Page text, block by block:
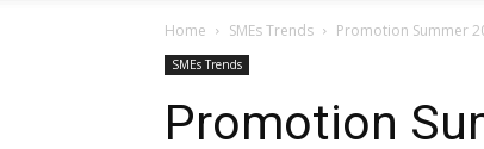
Home SMEs Trends Promotion Summer
SMEs Trends
Promotion